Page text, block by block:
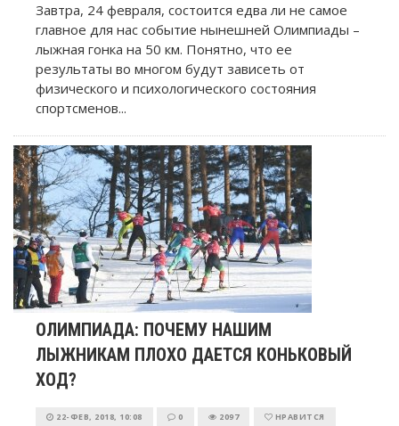
Завтра, 24 февраля, состоится едва ли не самое
главное для нас событие нынешней Олимпиады –
лыжная гонка на 50 км. Понятно, что ее
результаты во многом будут зависеть от
физического и психологического состояния
спортсменов...
ОЛИМПИАДА: ПОЧЕМУ НАШИМ
ЛЫЖНИКАМ ПЛОХО ДАЕТСЯ КОНЬКОВЫЙ
ХОД?
22-ФЕВ, 2018, 10:08 0 2097 НРАВИТСЯ